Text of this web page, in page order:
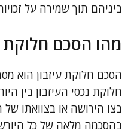
ביניהם תוך שמירה על
מהו הסכם חלוקת
הסכם חלוקת עיזבון הוא
חלוקת נכסי העיזבון בין
בצו הירושה או בצוואתו
בהסכמה מלאה של כל